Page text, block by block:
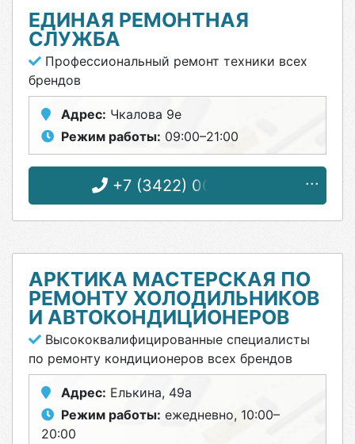
ЕДИНАЯ РЕМОНТНАЯ
СЛУЖБА
Профессиональный ремонт техники всех
брендов
Адрес: Чкалова 9е
Режим работы: 09:00–21:00
+7 (3422) 00-85-74
АРКТИКА МАСТЕРСКАЯ ПО
РЕМОНТУ ХОЛОДИЛЬНИКОВ
И АВТОКОНДИЦИОНЕРОВ
Высококвалифицированные специалисты
по ремонту кондиционеров всех брендов
Адрес: Елькина, 49а
Режим работы: ежедневно, 10:00–
20:00